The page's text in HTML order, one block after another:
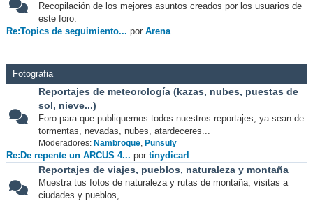
Recopilación de los mejores asuntos creados por los usuarios de
este foro.
Re:Topics de seguimiento... por Arena
Fotografia
Reportajes de meteorología (kazas, nubes, puestas de
sol, nieve...)
Foro para que publiquemos todos nuestros reportajes, ya sean de
tormentas, nevadas, nubes, atardeceres...
Moderadores: Nambroque, Punsuly
Re:De repente un ARCUS 4... por tinydicarl
Reportajes de viajes, pueblos, naturaleza y montaña
Muestra tus fotos de naturaleza y rutas de montaña, visitas a
ciudades y pueblos,...